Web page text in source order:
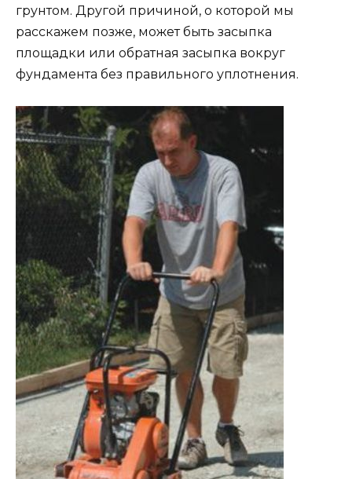
грунтом. Другой причиной, о которой мы
расскажем позже, может быть засыпка
площадки или обратная засыпка вокруг
фундамента без правильного уплотнения.